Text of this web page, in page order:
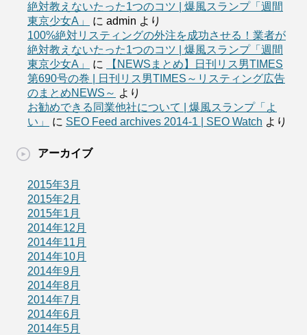
絶対教えないたった1つのコツ | 爆風スランプ「週間
東京少女A」
に admin より
100%絶対リスティングの外注を成功させる！業者が
絶対教えないたった1つのコツ | 爆風スランプ「週間
東京少女A」
に
【NEWSまとめ】日刊リス男TIMES
第690号の巻 | 日刊リス男TIMES～リスティング広告
のまとめNEWS～ より
お勧めできる同業他社について | 爆風スランプ「よ
い」
に SEO Feed archives 2014-1 | SEO Watch より
アーカイブ
2015年3月
2015年2月
2015年1月
2014年12月
2014年11月
2014年10月
2014年9月
2014年8月
2014年7月
2014年6月
2014年5月